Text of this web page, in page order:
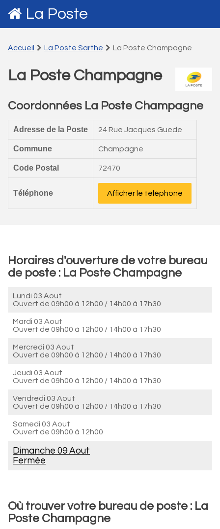
La Poste
Accueil La Poste Sarthe La Poste Champagne
La Poste Champagne
Coordonnées La Poste Champagne
Adresse de la Poste 24 Rue Jacques Guede
Commune Champagne
Code Postal 72470
Téléphone Afficher le téléphone
Horaires d'ouverture de votre bureau
de poste : La Poste Champagne
Lundi 03 Aout
Ouvert de 09h00 à 12h00 / 14h00 à 17h30
Mardi 03 Aout
Ouvert de 09h00 à 12h00 / 14h00 à 17h30
Mercredi 03 Aout
Ouvert de 09h00 à 12h00 / 14h00 à 17h30
Jeudi 03 Aout
Ouvert de 09h00 à 12h00 / 14h00 à 17h30
Vendredi 03 Aout
Ouvert de 09h00 à 12h00 / 14h00 à 17h30
Samedi 03 Aout
Ouvert de 09h00 à 12h00
Dimanche 09 Aout
Fermée
Où trouver votre bureau de poste : La
Poste Champagne